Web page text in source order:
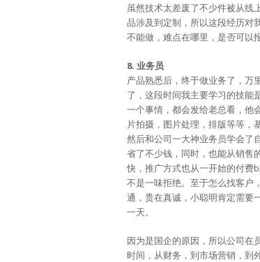
虽然技术太差废了不少件被从线
品涉及到定制，所以这段经历对
不能做，难点在哪里，是否可以
8. 业务员
产品熟悉后，终于做业务了，万
了，这段时间我主要学习的技能
一个事情，都会发给老总看，他
片拍摄，图片处理，排版等等，
然后和公司一大神业务员学会了
省了不少钱，同时，也能从销售
快，推广方式也从一开始的付费
不是一味拒绝。至于怎么找客户
通，贵在真诚，小聪明肯定需要
一天。
因为是国企的原因，所以公司在
时间，从财务，到市场营销，到